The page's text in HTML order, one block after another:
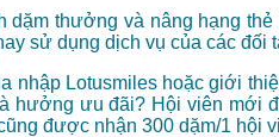
dặm thưởng và nâng hạng
sử dụng dịch vụ của các đối
nhập Lotusmiles hoặc giới
hưởng ưu đãi? Hội viên mới
được nhận 300 dặm/1 hội